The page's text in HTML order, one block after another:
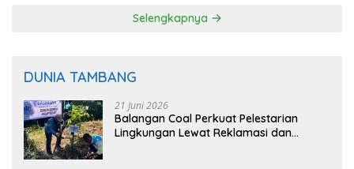
Selengkapnya
DUNIA TAMBANG
21 Juni 2026
Balangan Coal Perkuat Pelestarian
Lingkungan Lewat Reklamasi dan